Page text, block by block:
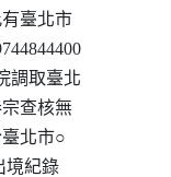
有臺北市
調取臺北
查核無
臺北市○
境紀錄